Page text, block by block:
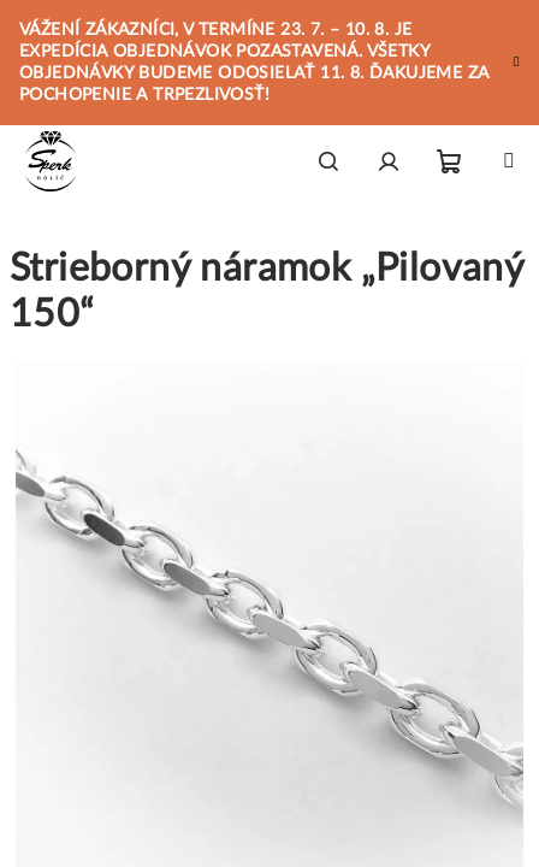
obsah
VÁŽENÍ ZÁKAZNÍCI, V TERMÍNE 23. 7. – 10. 8. JE
EXPEDÍCIA OBJEDNÁVOK POZASTAVENÁ. VŠETKY
OBJEDNÁVKY BUDEME ODOSIELAŤ 11. 8. ĎAKUJEME ZA
POCHOPENIE A TRPEZLIVOSŤ!
košík
Strieborný náramok „Pilovaný
150“